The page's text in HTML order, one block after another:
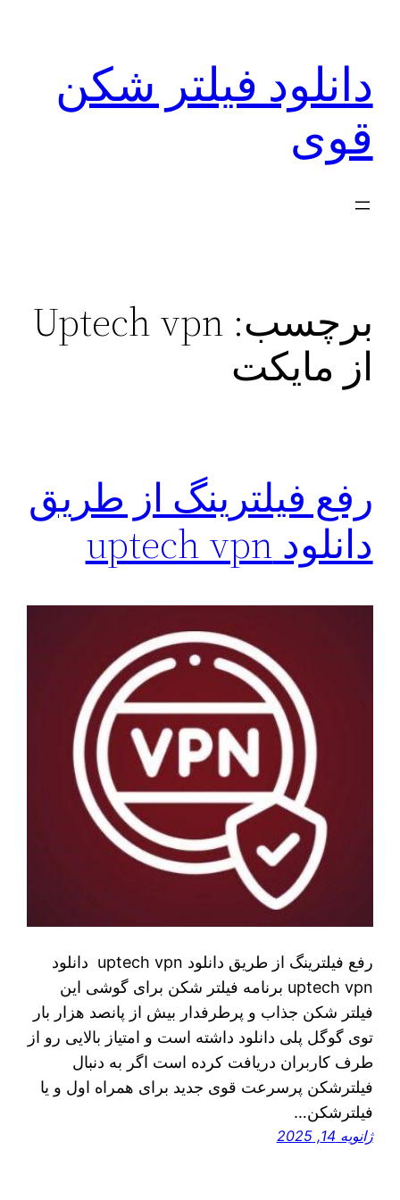
دانلود فیلتر شکن
قوی
برچسب: Uptech vpn
از مایکت
رفع فیلترینگ از طریق
دانلود uptech vpn
رفع فیلترینگ از طریق دانلود uptech vpn دانلود
uptech vpn برنامه فیلتر شکن برای گوشی این
فیلتر شکن جذاب و پرطرفدار بیش از پانصد هزار بار
توی گوگل پلی دانلود داشته است و امتیاز بالایی رو از
طرف کاربران دریافت کرده است اگر به دنبال
فیلترشکن پرسرعت قوی جدید برای همراه اول و یا
فیلترشکن…
ژانویه 14, 2025